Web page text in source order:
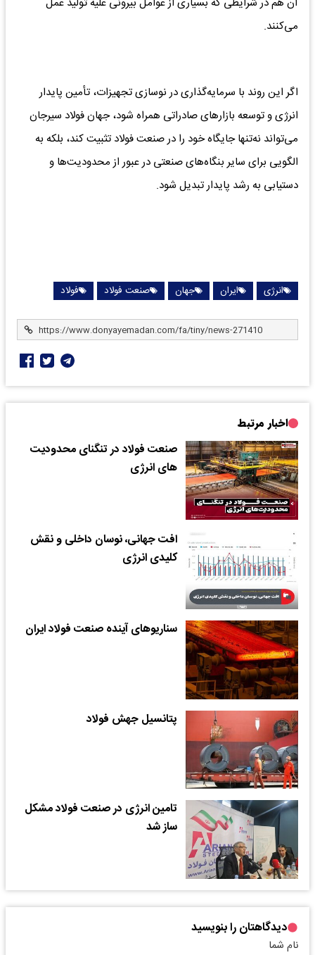
می‌کنند.
اگر این روند با سرمایه‌گذاری در نوسازی تجهیزات، تأمین پایدار
انرژی و توسعه بازارهای صادراتی همراه شود، جهان فولاد سیرجان
می‌تواند نه‌تنها جایگاه خود را در صنعت فولاد تثبیت کند، بلکه به
الگویی برای سایر بنگاه‌های صنعتی در عبور از محدودیت‌ها و
دستیابی به رشد پایدار تبدیل شود.
انرژی ایران جهان صنعت فولاد فولاد
اخبار مرتبط
صنعت فولاد در تنگنای محدودیت‌
های انرژی
افت جهانی، نوسان داخلی و نقش
کلیدی انرژی
سناریوهای آینده صنعت فولاد ایران
پتانسیل جهش فولاد
تامین انرژی در صنعت فولاد مشکل
ساز شد
دیدگاهتان را بنویسید
نام شما